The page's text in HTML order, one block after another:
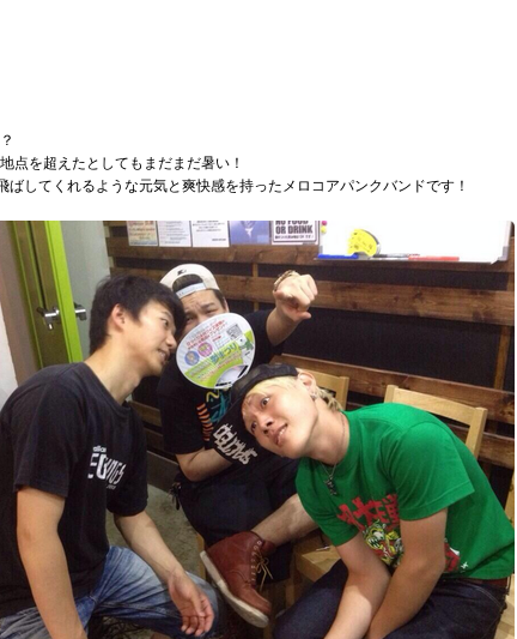
点を超えたとしてもまだまだ暑い！
ばしてくれるような元気と爽快感を持ったメロコアパンクバンドです！